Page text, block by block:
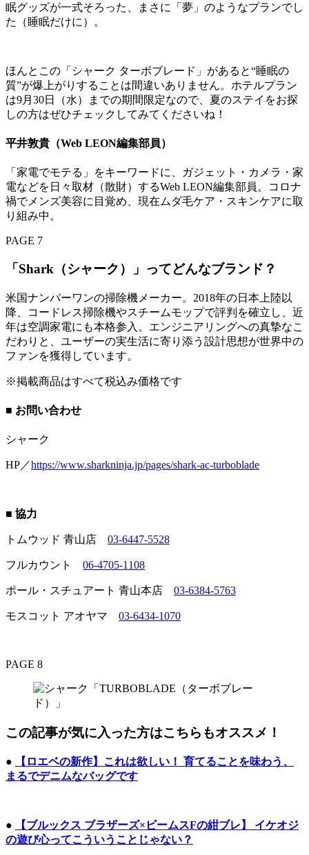
眠グッズが一式そろった、まさに「夢」のようなプランでし
た（睡眠だけに）。
ほんとこの「シャーク ターボブレード」があると“睡眠の
質”が爆上がりすることは間違いありません。ホテルプラン
は9月30日（水）までの期間限定なので、夏のステイをお探
しの方はぜひチェックしてみてくださいね！
平井敦貴（Web LEON編集部員）
「家電でモテる」をキーワードに、ガジェット・カメラ・家
電などを日々取材（散財）するWeb LEON編集部員。コロナ
禍でメンズ美容に目覚め、現在ムダ毛ケア・スキンケアに取
り組み中。
PAGE 7
「Shark（シャーク）」ってどんなブランド？
米国ナンバーワンの掃除機メーカー。2018年の日本上陸以
降、コードレス掃除機やスチームモップで評判を確立し、近
年は空調家電にも本格参入。エンジニアリングへの真摯なこ
だわりと、ユーザーの実生活に寄り添う設計思想が世界中の
ファンを獲得しています。
※掲載商品はすべて税込み価格です
■ お問い合わせ
シャーク
HP／https://www.sharkninja.jp/pages/shark-ac-turboblade
■ 協力
トムウッド 青山店 03-6447-5528
フルカウント 06-4705-1108
ポール・スチュアート 青山本店 03-6384-5763
モスコット アオヤマ 03-6434-1070
PAGE 8
この記事が気に入った方はこちらもオススメ！
●
【ロエベの新作】これは欲しい！ 育てることを味わう、
まるでデニムなバッグです
●
【ブルックス ブラザーズ×ビームスFの紺ブレ】 イケオジ
の遊び心ってこういうことじゃない？